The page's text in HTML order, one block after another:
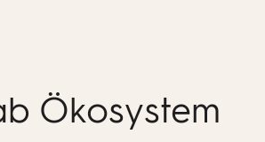
Ökosystem